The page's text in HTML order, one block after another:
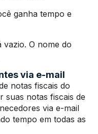
ganha tempo e
vazio. O nome do
via e-mail
notas fiscais do
suas notas fiscais de
via e-mail
tempo em todas as